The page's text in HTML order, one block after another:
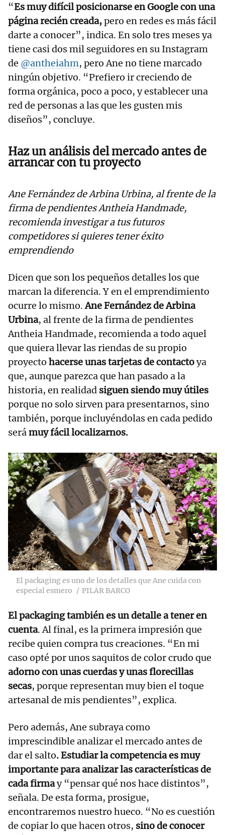
“Es muy difícil posicionarse en Google con una
página recién creada,pero en redes es más fácil
darte a conocer”, indica. En solo tres meses ya
tiene casi dos mil seguidores en su Instagram
de @antheiahm, pero Ane no tiene marcado
ningún objetivo. “Prefiero ir creciendo de
forma orgánica, poco a poco, y establecer una
red de personas a las que les gusten mis
diseños”, concluye.
Haz un análisis del mercado antes de
arrancar con tu proyecto
Ane Fernández de Arbina Urbina, al frente de la
firma de pendientes Antheia Handmade,
recomienda investigar a tus futuros
competidores si quieres tener éxito
emprendiendo
Dicen que son los pequeños detalles los que
marcan la diferencia. Y en el emprendimiento
ocurre lo mismo.Ane Fernández de Arbina
Urbina, al frente de la firma de pendientes
Antheia Handmade, recomienda a todo aquel
que quiera llevar las riendas de su propio
proyecto hacerse unas tarjetas de contactoya
que, aunque parezca que han pasado a la
historia, en realidad siguen siendo muy útiles
porque no solo sirven para presentarnos, sino
también, porque incluyéndolas en cada pedido
serámuy fácil localizarnos.
El packaging es uno de los detalles que Ane cuida con
especial esmero
PILAR BARCO
El packaging también es un detalle a tener en
cuenta. Al final, es la primera impresión que
recibe quien compra tus creaciones. “En mi
caso opté por unos saquitos de color crudo que
adorno con unas cuerdas y unas florecillas
secas, porque representan muy bien el toque
artesanal de mis pendientes”, explica.
Pero además, Ane subraya como
imprescindible analizar el mercado antes de
dar el salto. Estudiar la competencia es muy
importante para analizar las características de
cada firmay “pensar qué nos hace distintos”,
señala. De esta forma, prosigue,
encontraremos nuestro hueco. “No es cuestión
de copiar lo que hacen otros, sino de conocer